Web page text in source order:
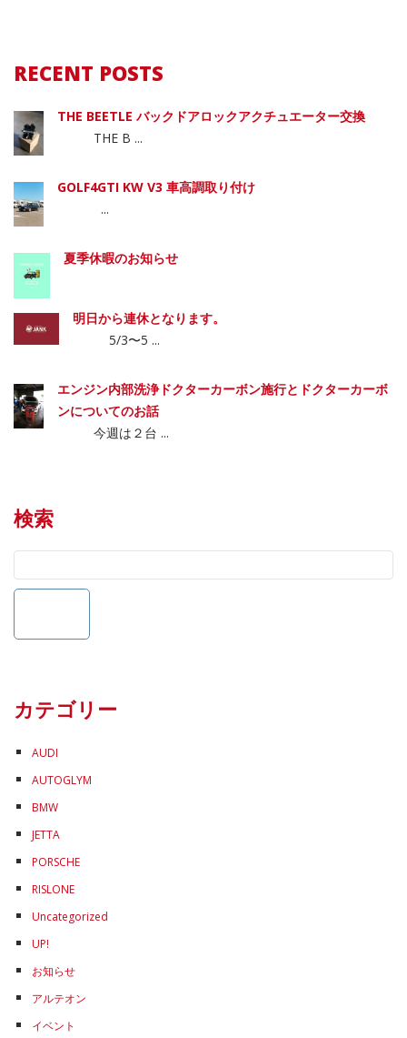
RECENT POSTS
THE BEETLE バックドアロックアクチュエーター交換
THE B ...
GOLF4GTI KW V3 車高調取り付け
...
夏季休暇のお知らせ
明日から連休となります。
5/3〜5 ...
エンジン内部洗浄ドクターカーボン施行とドクターカーボ
ンについてのお話
今週は２台 ...
検索
カテゴリー
AUDI
AUTOGLYM
BMW
JETTA
PORSCHE
RISLONE
Uncategorized
UP!
お知らせ
アルテオン
イベント